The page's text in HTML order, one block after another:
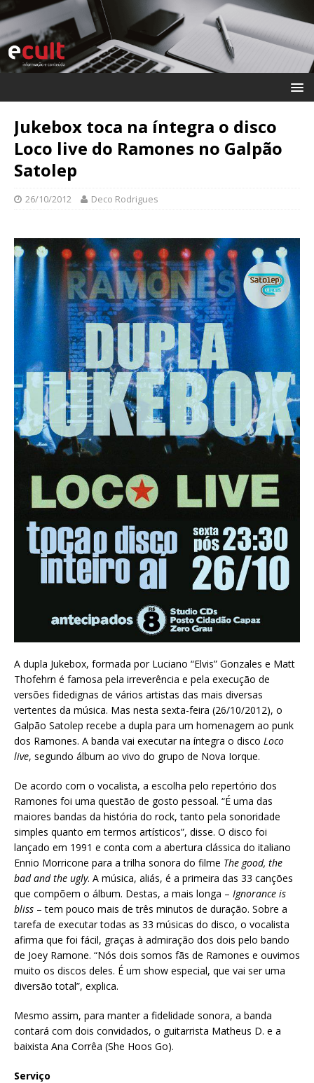
Jukebox toca na íntegra o disco
Loco live do Ramones no Galpão
Satolep
26/10/2012 Deco Rodrigues
A dupla Jukebox, formada por Luciano “Elvis” Gonzales e Matt
Thofehrn é famosa pela irreverência e pela execução de
versões fidedignas de vários artistas das mais diversas
vertentes da música. Mas nesta sexta-feira (26/10/2012), o
Galpão Satolep recebe a dupla para um homenagem ao punk
dos Ramones. A banda vai executar na íntegra o disco Loco
live, segundo álbum ao vivo do grupo de Nova Iorque.
De acordo com o vocalista, a escolha pelo repertório dos
Ramones foi uma questão de gosto pessoal. “É uma das
maiores bandas da história do rock, tanto pela sonoridade
simples quanto em termos artísticos”, disse. O disco foi
lançado em 1991 e conta com a abertura clássica do italiano
Ennio Morricone para a trilha sonora do filme The good, the
bad and the ugly. A música, aliás, é a primeira das 33 canções
que compõem o álbum. Destas, a mais longa – Ignorance is
bliss – tem pouco mais de três minutos de duração. Sobre a
tarefa de executar todas as 33 músicas do disco, o vocalista
afirma que foi fácil, graças à admiração dos dois pelo bando
de Joey Ramone. “Nós dois somos fãs de Ramones e ouvimos
muito os discos deles. É um show especial, que vai ser uma
diversão total”, explica.
Mesmo assim, para manter a fidelidade sonora, a banda
contará com dois convidados, o guitarrista Matheus D. e a
baixista Ana Corrêa (She Hoos Go).
Serviço